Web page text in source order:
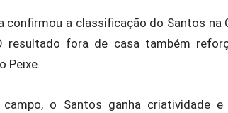
confirmou a classificação do Santos na
resultado fora de casa também
Peixe.
o Santos ganha criatividade e